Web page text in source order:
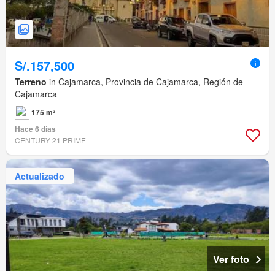
S/.157,500
Terreno in Cajamarca, Provincia de Cajamarca, Región de
Cajamarca
175 m²
Hace 6 días
CENTURY 21 PRIME
Actualizado
Ver foto